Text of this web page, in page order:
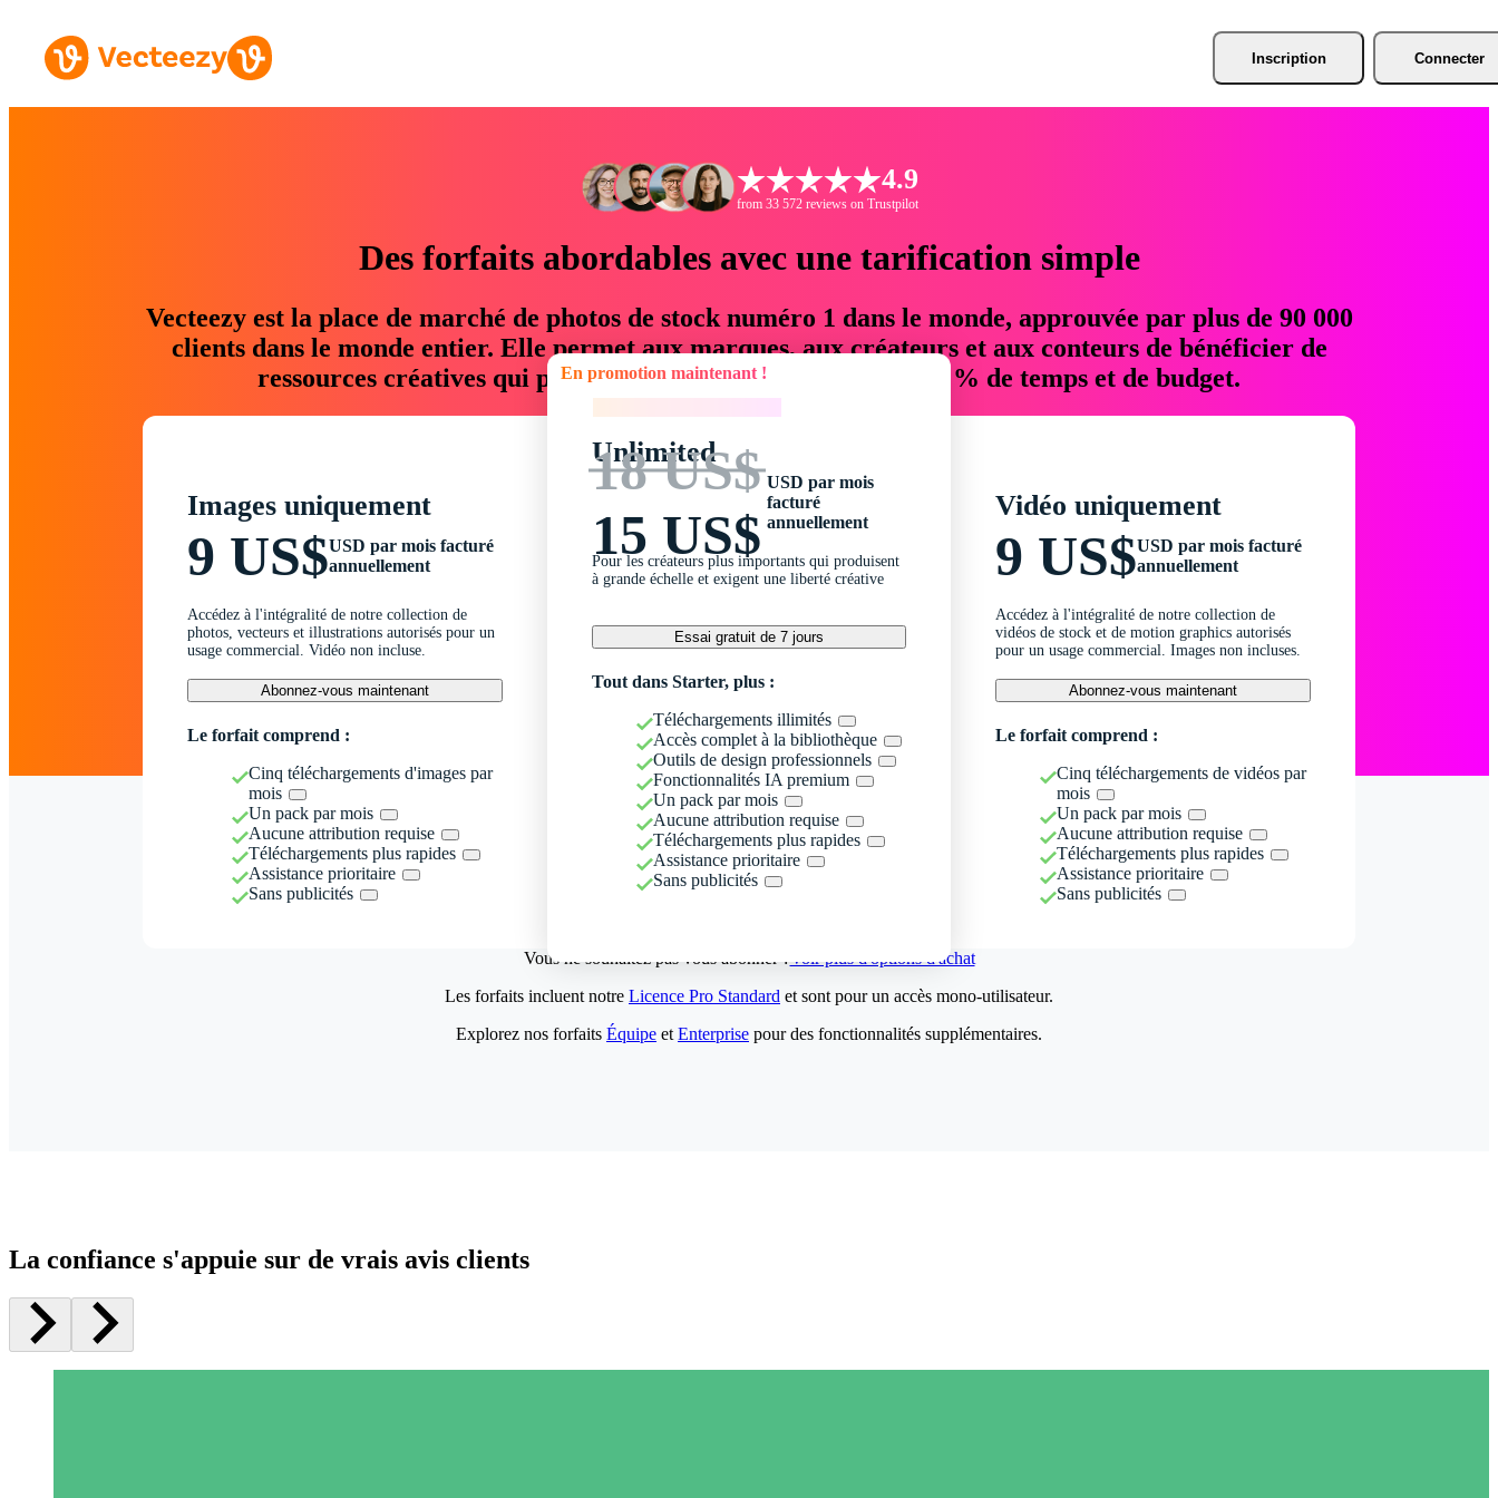
Inscription Connecter
4.9
from 33 572 reviews on Trustpilot
Des forfaits abordables avec une tarification simple
Vecteezy est la place de marché de photos de stock numéro 1 dans le monde, approuvée par plus de 90 000
clients dans le monde entier. Elle permet aux marques, aux créateurs et aux conteurs de bénéficier de
ressources créatives qui permettent d'économiser jusqu'à 76 % de temps et de budget.
Images uniquement
9 US$USD par mois facturé
annuellement
Accédez à l'intégralité de notre collection de
photos, vecteurs et illustrations autorisés pour un
usage commercial. Vidéo non incluse.
Abonnez-vous maintenant
Le forfait comprend :
Cinq téléchargements d'images par
mois
Un pack par mois
Aucune attribution requise
Téléchargements plus rapides
Assistance prioritaire
Sans publicités
En promotion maintenant !
Unlimited
18 US$
15 US$
USD par mois
facturé
annuellement
Pour les créateurs plus importants qui produisent
à grande échelle et exigent une liberté créative
Essai gratuit de 7 jours
Tout dans Starter, plus :
Téléchargements illimités
Accès complet à la bibliothèque
Outils de design professionnels
Fonctionnalités IA premium
Un pack par mois
Aucune attribution requise
Téléchargements plus rapides
Assistance prioritaire
Sans publicités
Vidéo uniquement
9 US$USD par mois facturé
annuellement
Accédez à l'intégralité de notre collection de
vidéos de stock et de motion graphics autorisés
pour un usage commercial. Images non incluses.
Abonnez-vous maintenant
Le forfait comprend :
Cinq téléchargements de vidéos par
mois
Un pack par mois
Aucune attribution requise
Téléchargements plus rapides
Assistance prioritaire
Sans publicités
Vous ne souhaitez pas vous abonner ?Voir plus d'options d'achat
Les forfaits incluent notre Licence Pro Standard et sont pour un accès mono-utilisateur.
Explorez nos forfaits Équipe et Enterprise pour des fonctionnalités supplémentaires.
La confiance s'appuie sur de vrais avis clients